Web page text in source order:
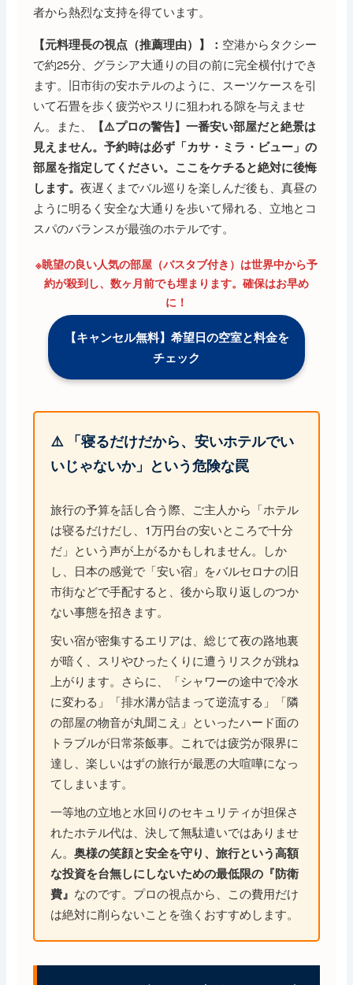
者から熱烈な支持を得ています。
【元料理長の視点（推薦理由）】： 空港からタクシー
で約25分、グラシア大通りの目の前に完全横付けでき
ます。旧市街の安ホテルのように、スーツケースを引
いて石畳を歩く疲労やスリに狙われる隙を与えませ
ん。また、
【⚠️プロの警告】一番安い部屋だと絶景は
見えません。予約時は必ず「カサ・ミラ・ビュー」の
部屋を指定してください。ここをケチると絶対に後悔
します。夜遅くまでバル巡りを楽しんだ後も、真昼の
ように明るく安全な大通りを歩いて帰れる、立地とコ
スパのバランスが最強のホテルです。
※眺望の良い人気の部屋（バスタブ付き）は世界中から予
約が殺到し、数ヶ月前でも埋まります。確保はお早め
に！
【キャンセル無料】希望日の空室と料金を
チェック
⚠️ 「寝るだけだから、安いホテルでい
いじゃないか」という危険な罠
旅行の予算を話し合う際、ご主人から「ホテル
は寝るだけだし、1万円台の安いところで十分
だ」という声が上がるかもしれません。しか
し、日本の感覚で「安い宿」をバルセロナの旧
市街などで手配すると、後から取り返しのつか
ない事態を招きます。
安い宿が密集するエリアは、総じて夜の路地裏
が暗く、スリやひったくりに遭うリスクが跳ね
上がります。さらに、「シャワーの途中で冷水
に変わる」「排水溝が詰まって逆流する」「隣
の部屋の物音が丸聞こえ」といったハード面の
トラブルが日常茶飯事。これでは疲労が限界に
達し、楽しいはずの旅行が最悪の大喧嘩になっ
てしまいます。
一等地の立地と水回りのセキュリティが担保さ
れたホテル代は、決して無駄遣いではありませ
ん。奥様の笑顔と安全を守り、旅行という高額
な投資を台無しにしないための最低限の『防衛
費』 なのです。プロの視点から、この費用だけ
は絶対に削らないことを強くおすすめします。